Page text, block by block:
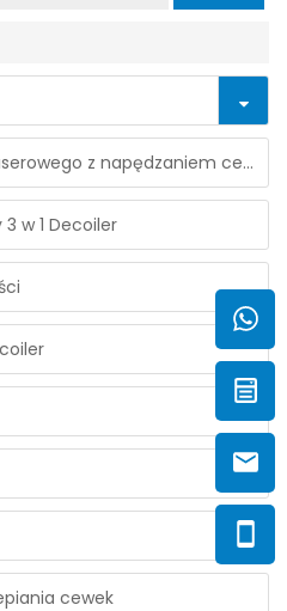
z napędzaniem
w 1 Decoiler
cewek